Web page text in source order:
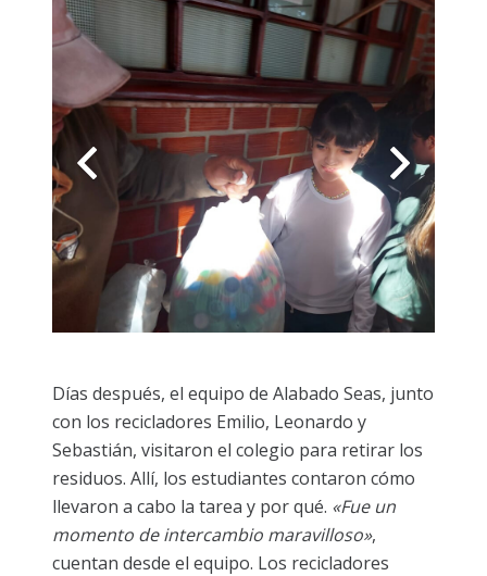
Días después, el equipo de Alabado Seas, junto
con los recicladores Emilio, Leonardo y
Sebastián, visitaron el colegio para retirar los
residuos. Allí, los estudiantes contaron cómo
llevaron a cabo la tarea y por qué. «Fue un
momento de intercambio maravilloso»,
cuentan desde el equipo. Los recicladores